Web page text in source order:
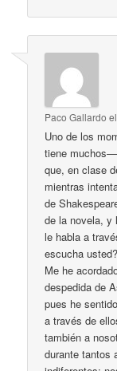
Paco Gallardo
Uno de los
tiene
que, en clase
mientras
de
de la novela, y
le habla a
escucha
Me he
despedida de
pues he
a través de
también a
durante tantos